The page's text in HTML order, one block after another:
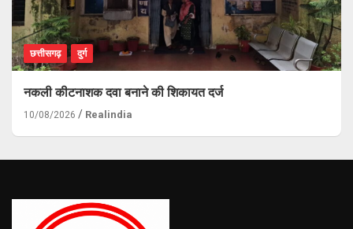
छत्तीसगढ़ दुर्ग
नकली कीटनाशक दवा बनाने की शिकायत दर्ज
10/08/2026 Realindia